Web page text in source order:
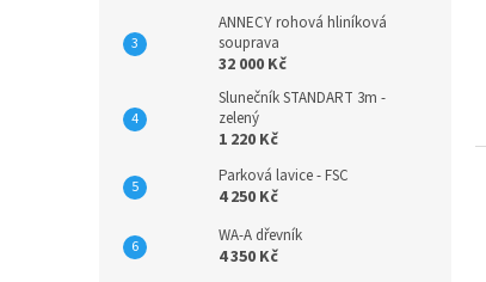
ANNECY rohová hliníková
souprava
32 000 Kč
Slunečník STANDART 3m -
zelený
1 220 Kč
Parková lavice - FSC
4 250 Kč
WA-A dřevník
4 350 Kč